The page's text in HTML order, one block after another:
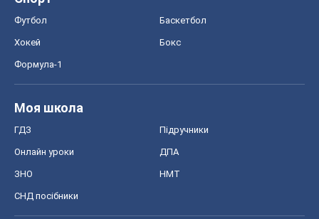
Футбол Баскетбол
Хокей Бокс
Формула-1
Моя школа
ГДЗ Підручники
Онлайн уроки ДПА
ЗНО НМТ
СНД посібники